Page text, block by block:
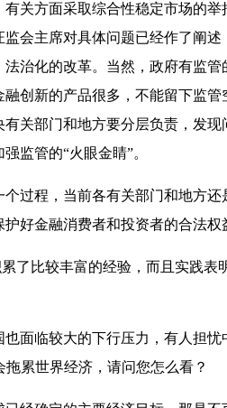
方面采取综合性稳定市场的举
会主席对具体问题已经作了阐
治化的改革。当然，政府有监
创新的产品很多，不能留下监
关部门和地方要分层负责，发
监管的“火眼金睛”。
程，当前各有关部门和地方还
好金融消费者和投资者的合法权
比较丰富的经验，而且实践表
临较大的下行压力，有人担忧
累世界经济，请问您怎么看？